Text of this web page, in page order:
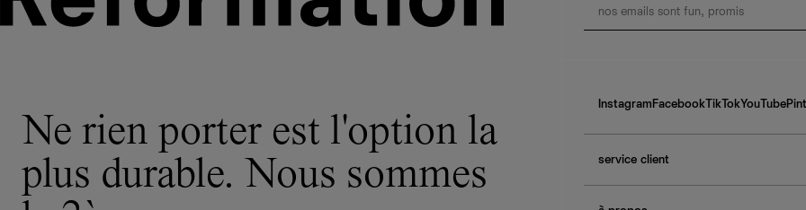
Ne rien porter est l'option la
plus durable. Nous sommes
Instagram FacebookTikTokYouTube
service client